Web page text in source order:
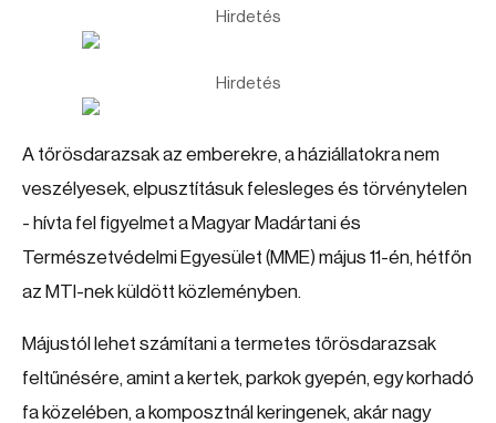
Hirdetés
Hirdetés
A tőrösdarazsak az emberekre, a háziállatokra nem
veszélyesek, elpusztításuk felesleges és törvénytelen
- hívta fel figyelmet a Magyar Madártani és
Természetvédelmi Egyesület (MME) május 11-én, hétfőn
az MTI-nek küldött közleményben.
Májustól lehet számítani a termetes tőrösdarazsak
feltűnésére, amint a kertek, parkok gyepén, egy korhadó
fa közelében, a komposztnál keringenek, akár nagy